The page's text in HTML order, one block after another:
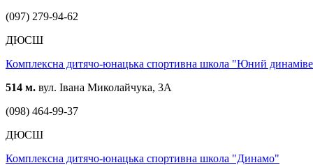
(097) 279-94-62
ДЮСШ
Комплексна дитячо-юнацька спортивна школа "Юний
514 м. вул. Івана Миколайчука, 3А
(098) 464-99-37
ДЮСШ
Комплексна дитячо-юнацька спортивна школа "Динамо"